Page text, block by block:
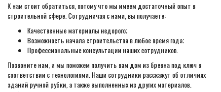
К нам стоит обратиться, потому что мы имеем достаточный опыт в
строительной сфере. Сотрудничая с нами, вы получаете:
Качественные материалы недорого;
Возможность начала строительства в любое время года;
Профессиональные консультации наших сотрудников.
Позвоните нам, и мы поможем получить вам дом из бревна под ключ в
соответствии с технологиями. Наши сотрудники расскажут об отличиях
зданий ручной рубки, а также выполненных из других материалов.